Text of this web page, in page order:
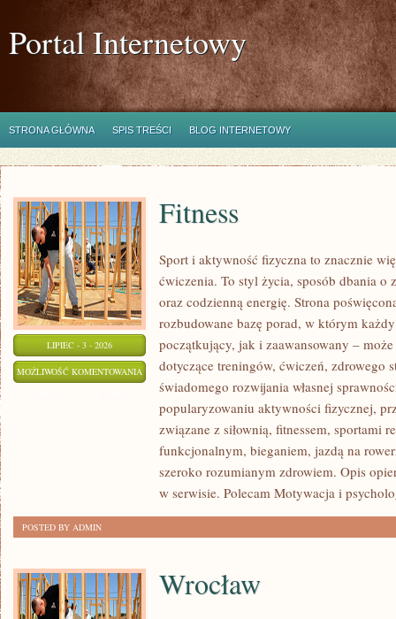
Portal Internetowy
STRONA GŁÓWNA SPIS TREŚCI BLOG INTERNETOWY
LIPIEC - 3 - 2026
MOŻLIWOŚĆ KOMENTOWANIA FITNESS
Fitness
Sport i aktywność fizyczna to znacznie
ćwiczenia. To styl życia, sposób dbania o
oraz codzienną energię. Strona
rozbudowane bazę porad, w którym
początkujący, jak i zaawansowany –
dotyczące treningów, ćwiczeń, zdrowego
świadomego rozwijania własnej
popularyzowaniu aktywności fizycznej,
związane z siłownią, fitnessem, sportami
funkcjonalnym, bieganiem, jazdą na
szeroko rozumianym zdrowiem. Opis
w serwisie. Polecam Motywacja i
POSTED BY ADMIN
Wrocław